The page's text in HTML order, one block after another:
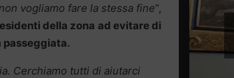
vogliamo fare la stessa fine“,
della zona ad evitare di
passeggiata.
Cerchiamo tutti di aiutarci